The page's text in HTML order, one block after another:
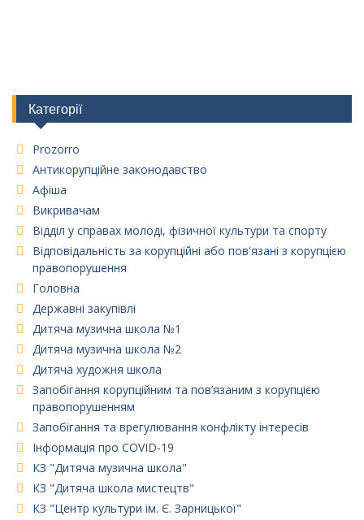
Категорії
Prozorro
Антикорупційне законодавство
Афіша
Викривачам
Відділ у справах молоді, фізичної культури та спорту
Відповідальність за корупційні або пов'язані з корупцією
правопорушення
Головна
Державні закупівлі
Дитяча музична школа №1
Дитяча музична школа №2
Дитяча художня школа
Запобігання корупційним та пов’язаним з корупцією
правопорушенням
Запобігання та врегулювання конфлікту інтересів
Інформація про COVID-19
КЗ "Дитяча музична школа"
КЗ "Дитяча школа мистецтв"
КЗ "Центр культури ім. Є. Зарницької"